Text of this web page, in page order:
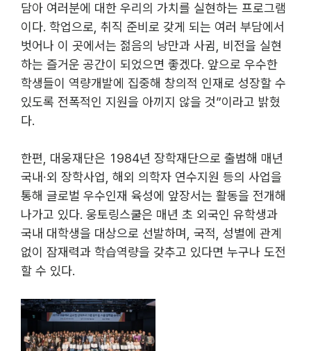
담아 여러분에 대한 우리의 가치를 실현하는 프로그램
이다. 학업으로, 취직 준비로 갖게 되는 여러 부담에서
벗어나 이 곳에서는 젊음의 낭만과 사귐, 비전을 실현
하는 즐거운 공간이 되었으면 좋겠다. 앞으로 우수한
학생들이 역량개발에 집중해 창의적 인재로 성장할 수
있도록 전폭적인 지원을 아끼지 않을 것”이라고 밝혔
다.
한편, 대웅재단은 1984년 장학재단으로 출범해 매년
국내∙외 장학사업, 해외 의학자 연수지원 등의 사업을
통해 글로벌 우수인재 육성에 앞장서는 활동을 전개해
나가고 있다. 웅토링스쿨은 매년 초 외국인 유학생과
국내 대학생을 대상으로 선발하며, 국적, 성별에 관계
없이 잠재력과 학습역량을 갖추고 있다면 누구나 도전
할 수 있다.